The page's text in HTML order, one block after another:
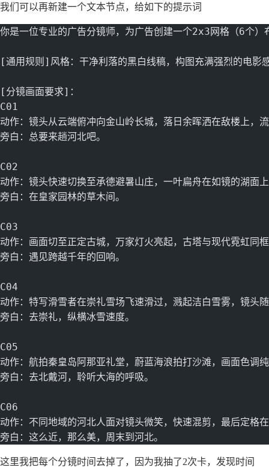
我们可以再新建一个文本节点，给如下的提示词
你是一位专业的广告分镜师，为广告创建一个2x3网格（6个
[通用规则]风格：干净利落的黑白线稿，构图充满强烈的电影
[分镜画面要求]：
C01
动作：镜头从云端俯冲向金山岭长城，落日余晖洒在敌楼上，
旁白：总要来趟河北吧。
C02
动作：镜头快速切换至承德避暑山庄，一叶扁舟在如镜的湖面
旁白：在皇家园林的草木间。
C03
动作：画面切至正定古城，万家灯火亮起，古塔与现代霓虹同
旁白：遇见跨越千年的回响。
C04
动作：特写滑雪者在崇礼雪场飞速滑过，溅起洁白雪雾，镜头
旁白：去崇礼，纵横冰雪速度。
C05
动作：航拍秦皇岛阿那亚礼堂，蔚蓝海浪拍打沙滩，画面色调
旁白：去北戴河，聆听大海的呼吸。
C06
动作：不同地域的河北人面对镜头微笑，快速混剪，最后定格
旁白：这么近，那么美，周末到河北。
这里我把每个分镜时间去掉了，因为我抽了2次卡，发现时间